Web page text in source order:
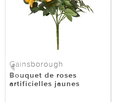
Gainsborough
Bouquet de roses
artificielles jaunes